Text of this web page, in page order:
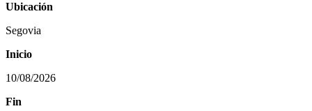
Ubicación
Segovia
Inicio
10/08/2026
Fin